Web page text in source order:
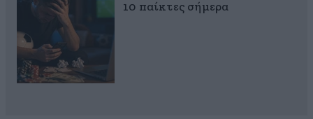
10 παίκτες σήμερα